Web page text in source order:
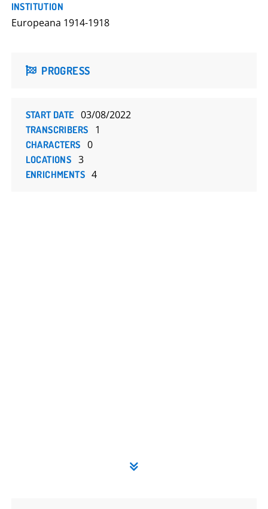
INSTITUTION
Europeana 1914-1918
PROGRESS
START DATE 03/08/2022
TRANSCRIBERS 1
CHARACTERS 0
LOCATIONS 3
ENRICHMENTS 4